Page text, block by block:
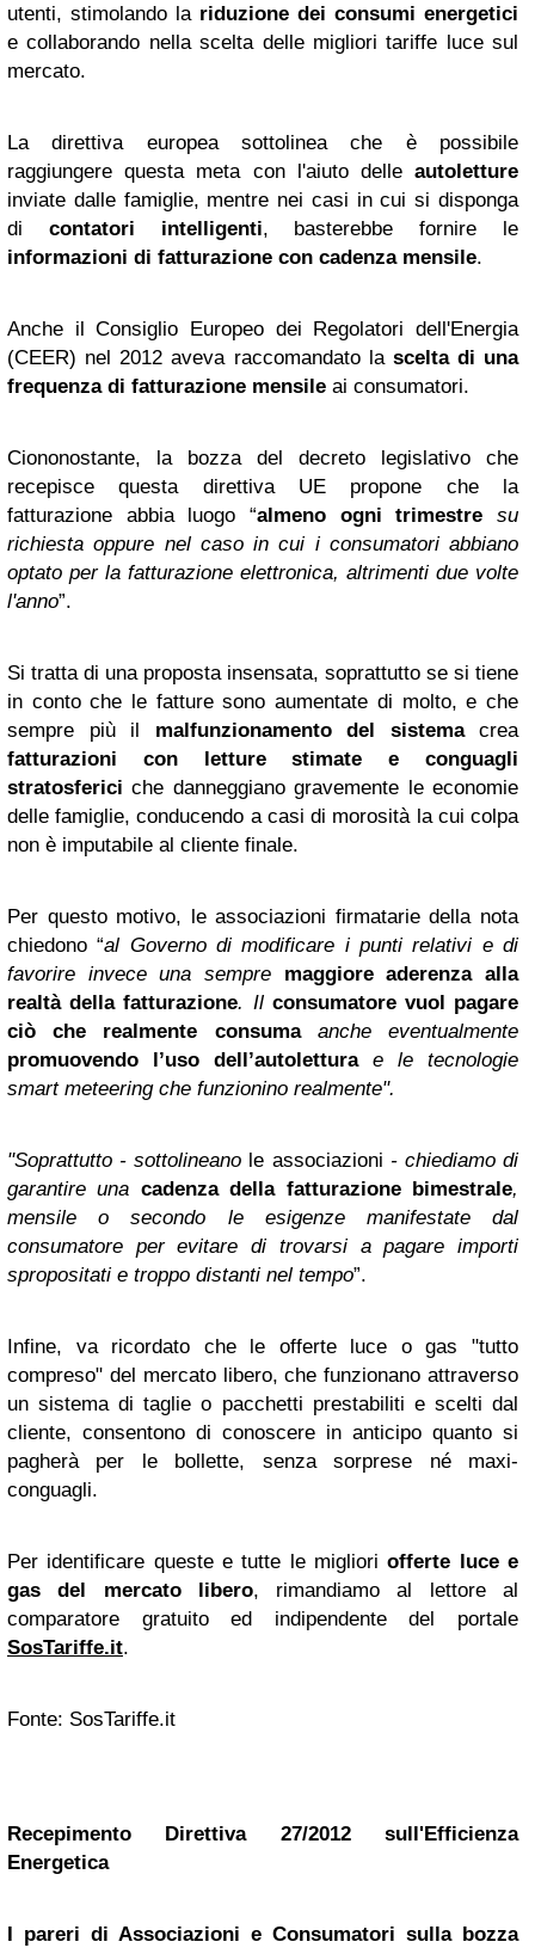
utenti, stimolando la riduzione dei consumi energetici
e collaborando nella scelta delle migliori tariffe luce sul
mercato.
La direttiva europea sottolinea che è possibile
raggiungere questa meta con l'aiuto delle autoletture
inviate dalle famiglie, mentre nei casi in cui si disponga
di contatori intelligenti, basterebbe fornire le
informazioni di fatturazione con cadenza mensile.
Anche il Consiglio Europeo dei Regolatori dell'Energia
(CEER) nel 2012 aveva raccomandato la scelta di una
frequenza di fatturazione mensile ai consumatori.
Ciononostante, la bozza del decreto legislativo che
recepisce questa direttiva UE propone che la
fatturazione abbia luogo “almeno ogni trimestre su
richiesta oppure nel caso in cui i consumatori abbiano
optato per la fatturazione elettronica, altrimenti due volte
l'anno”.
Si tratta di una proposta insensata, soprattutto se si tiene
in conto che le fatture sono aumentate di molto, e che
sempre più il malfunzionamento del sistemacrea
fatturazioni con letture stimate e conguagli
stratosferici che danneggiano gravemente le economie
delle famiglie, conducendo a casi di morosità la cui colpa
non è imputabile al cliente finale.
Per questo motivo, le associazioni firmatarie della nota
chiedono “al Governo di modificare i punti relativi e di
favorire invece una sempre maggiore aderenza alla
realtà della fatturazione. Ilconsumatore vuol pagare
ciò che realmente consumaanche eventualmente
promuovendo l’uso dell’autoletturae le tecnologie
smart meteering che funzionino realmente".
"Soprattutto -sottolineano le associazioni - chiediamo di
garantire una cadenza della fatturazione bimestrale,
mensile o secondo le esigenze manifestate dal
consumatore per evitare di trovarsi a pagare importi
spropositati e troppo distanti nel tempo”.
Infine, va ricordato che le offerte luce o gas "tutto
compreso" del mercato libero, che funzionano attraverso
un sistema di taglie o pacchetti prestabiliti e scelti dal
cliente, consentono di conoscere in anticipo quanto si
pagherà per le bollette, senza sorprese né maxi-
conguagli.
Per identificare queste e tutte le miglioriofferte luce e
gas del mercato libero, rimandiamo al lettore al
comparatore gratuito ed indipendente del portale
SosTariffe.it.
Fonte: SosTariffe.it
Recepimento Direttiva 27/2012 sull'Efficienza
Energetica
I pareri di Associazioni e Consumatori sulla bozza